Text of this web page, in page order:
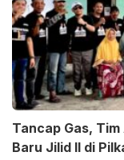
Tancap Gas,
Baru Jilid II di